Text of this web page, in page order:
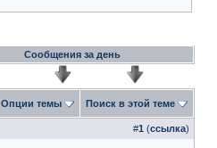
Сообщения за день
Опции темы Поиск в этой теме
#1 (ссылка)